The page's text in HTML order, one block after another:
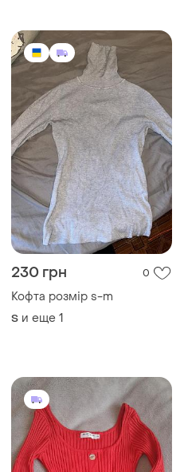
230 грн 0
Кофта розмір s-m
S и еще 1